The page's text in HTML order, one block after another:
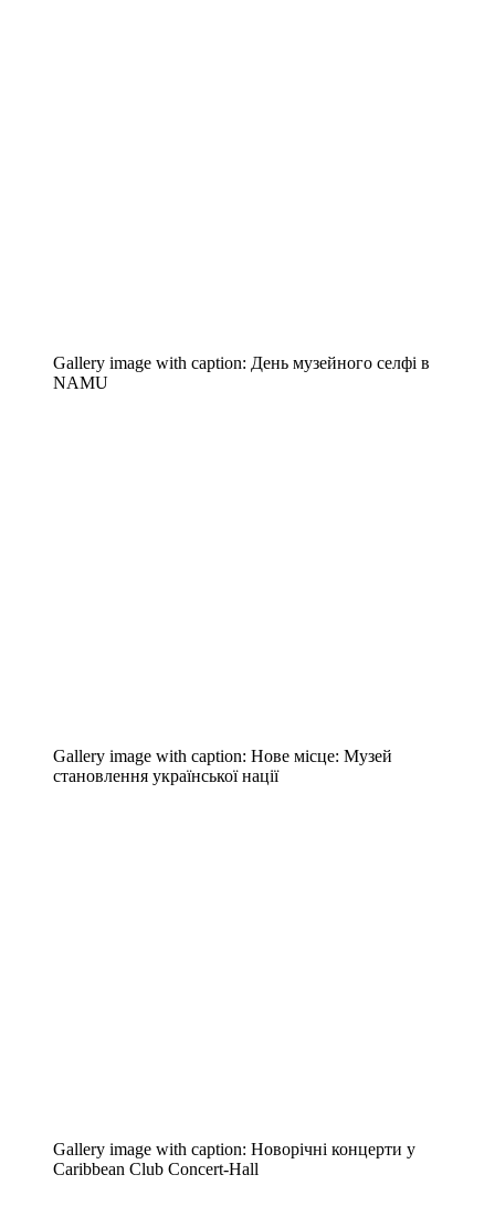
Gallery image with caption: День музейного селфі в
NAMU
Gallery image with caption: Нове місце: Музей
становлення української нації
Gallery image with caption: Новорічні концерти у
Caribbean Club Concert-Hall